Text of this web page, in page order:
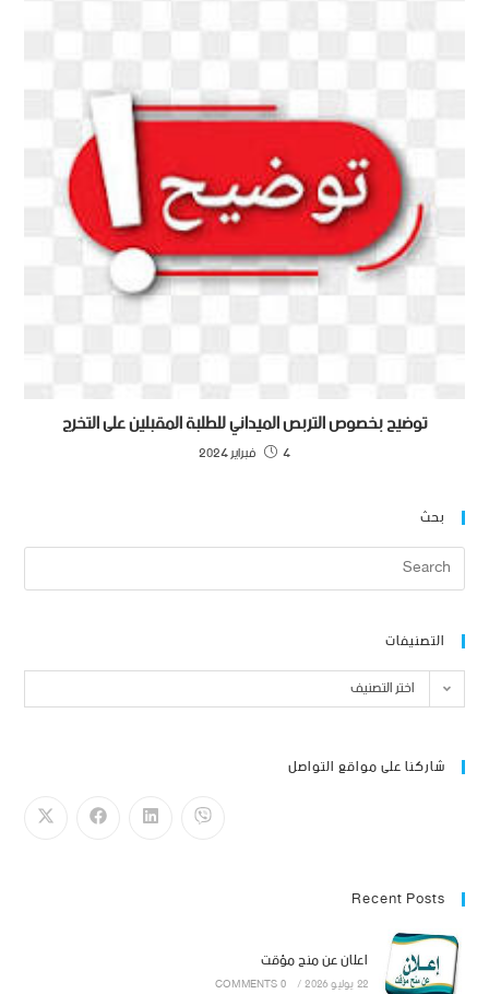
توضيح بخصوص التربص الميداني للطلبة المقبلين على التخرج
4 فبراير 2024
بحث
التصنيفات
اختر التصنيف
شاركنا على مواقع التواصل
Recent Posts
اعلان عن منح مؤقت
22 يوليو 2026 /
0 COMMENTS